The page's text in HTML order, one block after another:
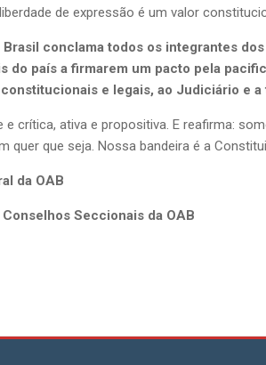
de expressão é um valor
conclama todos os integrantes
do país a firmarem um pacto pela
e legais, ao Judiciário e
e crítica, ativa e propositiva. E reafirma:
quer que seja. Nossa bandeira é a
da OAB
Seccionais da OAB